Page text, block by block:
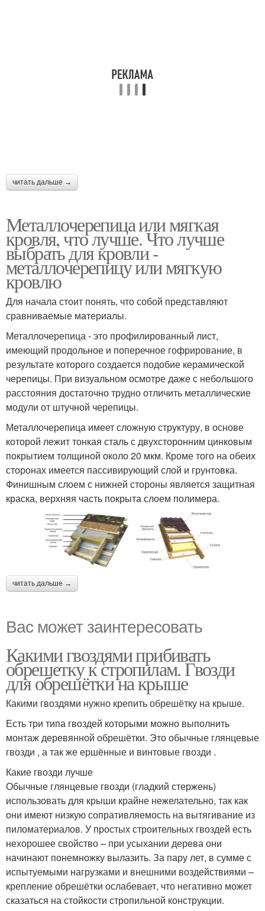
читать дальше →
Металлочерепица или мягкая
кровля, что лучше. Что лучше
выбрать для кровли -
металлочерепицу или мягкую
кровлю
Для начала стоит понять, что собой представляют
сравниваемые материалы.
Металлочерепица - это профилированный лист,
имеющий продольное и поперечное гофрирование, в
результате которого создается подобие керамической
черепицы. При визуальном осмотре даже с небольшого
расстояния достаточно трудно отличить металлические
модули от штучной черепицы.
Металлочерепица имеет сложную структуру, в основе
которой лежит тонкая сталь с двухсторонним цинковым
покрытием толщиной около 20 мкм. Кроме того на обеих
сторонах имеется пассивирующий слой и грунтовка.
Финишным слоем с нижней стороны является защитная
краска, верхняя часть покрыта слоем полимера.
читать дальше →
Вас может заинтересовать
Какими гвоздями прибивать
обрешетку к стропилам. Гвозди
для обрешётки на крыше
Какими гвоздями нужно крепить обрешётку на крыше.
Есть три типа гвоздей которыми можно выполнить
монтаж деревянной обрешётки. Это обычные глянцевые
гвозди , а так же ершённые и винтовые гвозди .
Какие гвозди лучше
Обычные глянцевые гвозди (гладкий стержень)
использовать для крыши крайне нежелательно, так как
они имеют низкую сопративляемость на вытягивание из
пиломатериалов. У простых строительных гвоздей есть
нехорошее свойство – при усыхании дерева они
начинают понемножку вылазить. За пару лет, в сумме с
испытуемыми нагрузками и внешними воздействиями –
крепление обрешётки ослабевает, что негативно может
сказаться на стойкости стропильной конструкции.